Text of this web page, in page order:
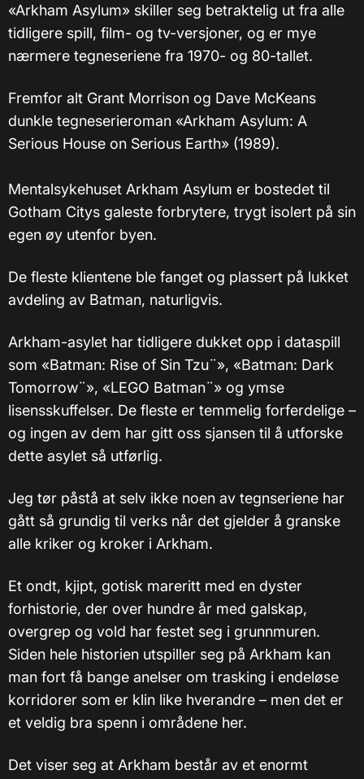
«Arkham Asylum» skiller seg betraktelig ut fra alle
tidligere spill, film- og tv-versjoner, og er mye
nærmere tegneseriene fra 1970- og 80-tallet.
Fremfor alt Grant Morrison og Dave McKeans
dunkle tegneserieroman «Arkham Asylum: A
Serious House on Serious Earth» (1989).
Mentalsykehuset Arkham Asylum er bostedet til
Gotham Citys galeste forbrytere, trygt isolert på sin
egen øy utenfor byen.
De fleste klientene ble fanget og plassert på lukket
avdeling av Batman, naturligvis.
Arkham-asylet har tidligere dukket opp i dataspill
som «Batman: Rise of Sin Tzu¨», «Batman: Dark
Tomorrow¨», «LEGO Batman¨» og ymse
lisensskuffelser. De fleste er temmelig forferdelige –
og ingen av dem har gitt oss sjansen til å utforske
dette asylet så utførlig.
Jeg tør påstå at selv ikke noen av tegnseriene har
gått så grundig til verks når det gjelder å granske
alle kriker og kroker i Arkham.
Et ondt, kjipt, gotisk mareritt med en dyster
forhistorie, der over hundre år med galskap,
overgrep og vold har festet seg i grunnmuren.
Siden hele historien utspiller seg på Arkham kan
man fort få bange anelser om trasking i endeløse
korridorer som er klin like hverandre – men det er
et veldig bra spenn i områdene her.
Det viser seg at Arkham består av et enormt